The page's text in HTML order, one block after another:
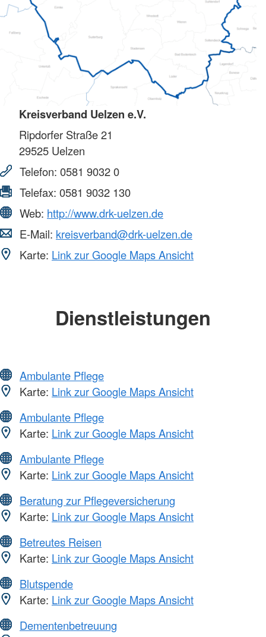
Kreisverband Uelzen e.V.
Ripdorfer Straße 21
29525 Uelzen
Telefon: 0581 9032 0
Telefax: 0581 9032 130
Web: http://www.drk-uelzen.de
E-Mail: kreisverband@drk-uelzen.de
Karte: Link zur Google Maps Ansicht
Dienstleistungen
Ambulante Pflege
Karte: Link zur Google Maps Ansicht
Ambulante Pflege
Karte: Link zur Google Maps Ansicht
Ambulante Pflege
Karte: Link zur Google Maps Ansicht
Beratung zur Pflegeversicherung
Karte: Link zur Google Maps Ansicht
Betreutes Reisen
Karte: Link zur Google Maps Ansicht
Blutspende
Karte: Link zur Google Maps Ansicht
Dementenbetreuung